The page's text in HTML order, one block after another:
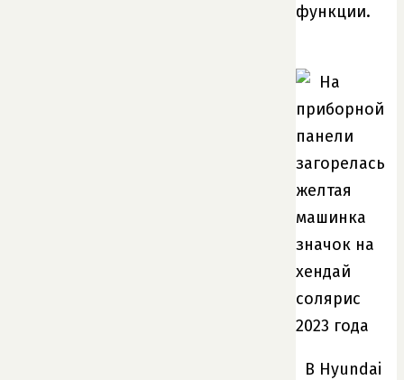
функции.
В Hyundai